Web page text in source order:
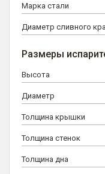
Марка стали
Диаметр сливного
Размеры
Высота
Диаметр
Толщина крышки
Толщина стенок
Толщина дна